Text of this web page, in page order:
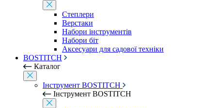
Степлери
Верстаки
Набори інструментів
Набори біт
Аксесуари для садової техніки
BOSTITCH
Каталог
Інструмент BOSTITCH
Інструмент BOSTITCH